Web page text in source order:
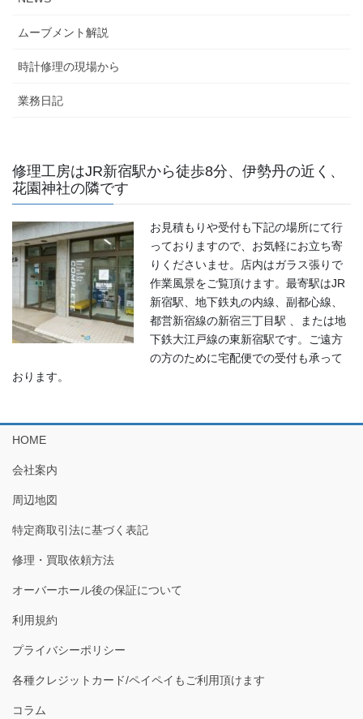
ムーブメント解説
時計修理の現場から
業務日記
修理工房はJR新宿駅から徒歩8分、伊勢丹の近く、
花園神社の隣です
お見積もりや受付も下記の場所にて行
っておりますので、お気軽にお立ち寄
りくださいませ。店内はガラス張りで
作業風景をご覧頂けます。最寄駅はJR
新宿駅、地下鉄丸の内線、副都心線、
都営新宿線の新宿三丁目駅 、または地
下鉄大江戸線の東新宿駅です。ご遠方
の方のために宅配便での受付も承って
おります。
HOME
会社案内
周辺地図
特定商取引法に基づく表記
修理・買取依頼方法
オーバーホール後の保証について
利用規約
プライバシーポリシー
各種クレジットカード/ペイペイもご利用頂けます
コラム